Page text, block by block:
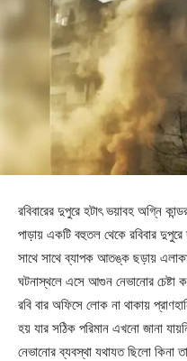
রবিবারের দুপুরে হটাৎ ভয়াবহ অগ্নি
পাড়ায় একটি বহুতল থেকে রবিবার
সাথে সাথে ব্যাপক আতঙ্ক ছড়ায়
ঘটনাস্থলে এসে আগুন নেভানোর চেষ্টা
রবি বার অফিসে লোক না থাকায়
হয় যার সঠিক পরিমান এখনো জানা
নেভানোর ব্যবস্থা যথাযত ছিলো কিনা